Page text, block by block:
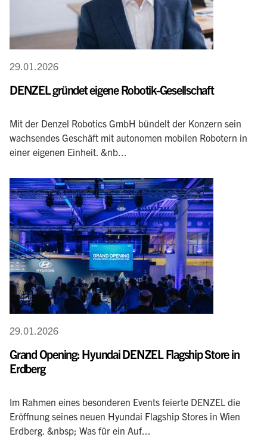
29.01.2026
DENZEL gründet eigene Robotik-Gesellschaft
Mit der Denzel Robotics GmbH bündelt der Konzern sein
wachsendes Geschäft mit autonomen mobilen Robotern in
einer eigenen Einheit. &nb...
29.01.2026
Grand Opening: Hyundai DENZEL Flagship Store in
Erdberg
Im Rahmen eines besonderen Events feierte DENZEL die
Eröffnung seines neuen Hyundai Flagship Stores in Wien
Erdberg. &nbsp; Was für ein Auf...